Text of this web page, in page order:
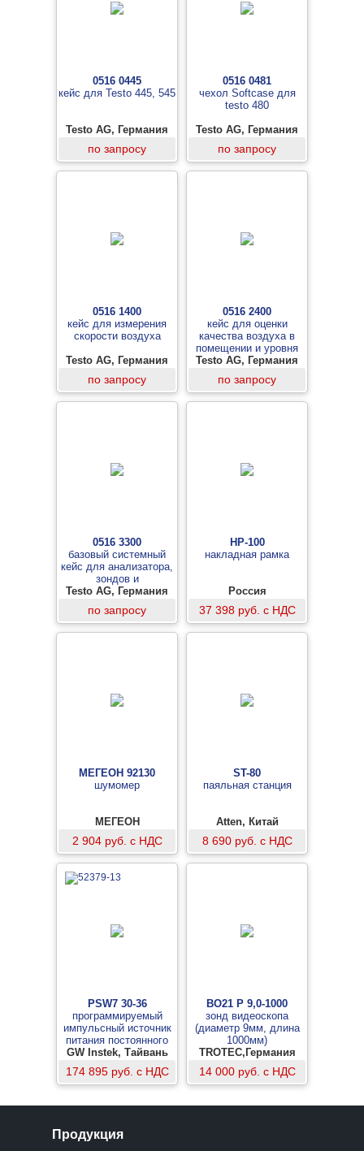
0516 0445
кейс для Testo 445, 545
Testo AG, Германия
по запросу
0516 0481
чехол Softcase для
testo 480
Testo AG, Германия
по запросу
0516 1400
кейс для измерения
скорости воздуха
Testo AG, Германия
по запросу
0516 2400
кейс для оценки
качества воздуха в
помещении и уровня
комфорта
Testo AG, Германия
по запросу
0516 3300
базовый системный
кейс для анализатора,
зондов и
принадлежностей,
Testo AG, Германия
по запросу
НР-100
накладная рамка
Россия
37 398 руб. с НДС
МЕГЕОН 92130
шумомер
МЕГЕОН
2 904 руб. с НДС
ST-80
паяльная станция
Atten, Китай
8 690 руб. с НДС
PSW7 30-36
программируемый
импульсный источник
питания постоянного
тока
GW Instek, Тайвань
174 895 руб. с НДС
BO21 P 9,0-1000
зонд видеоскопа
(диаметр 9мм, длина
1000мм)
TROTEC,Германия
14 000 руб. с НДС
Продукция